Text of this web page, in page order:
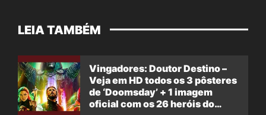
LEIA TAMBÉM
Vingadores: Doutor Destino –
Veja em HD todos os 3 pôsteres
de ‘Doomsday’ + 1 imagem
oficial com os 26 heróis do